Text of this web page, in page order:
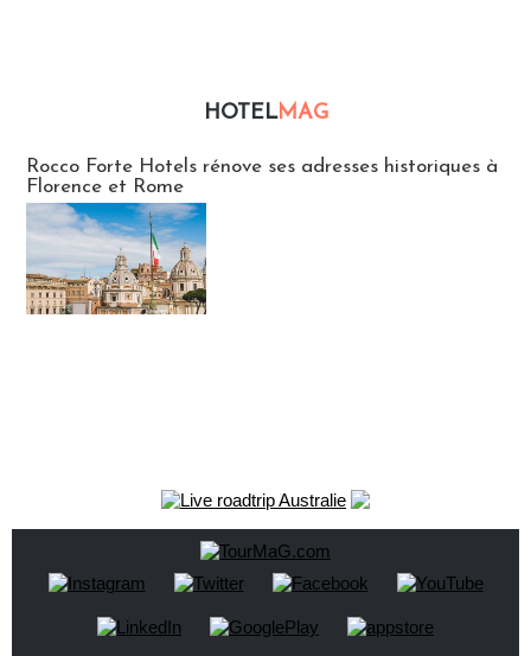
HOTELMAG
Rocco Forte Hotels rénove ses adresses historiques à
Florence et Rome